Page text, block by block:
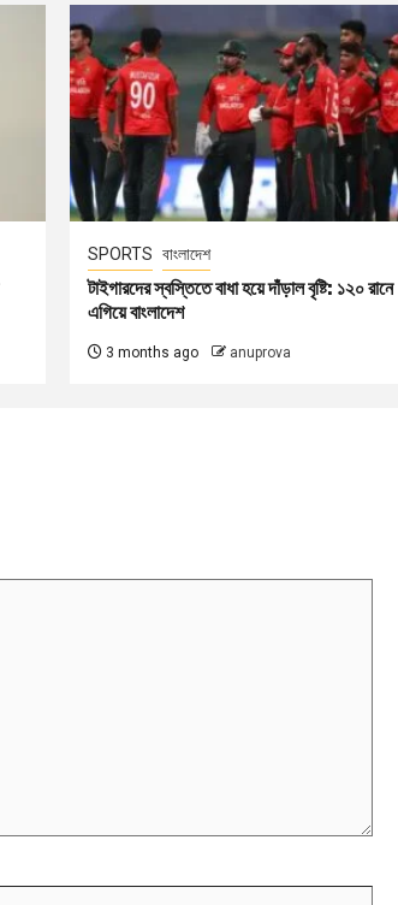
SPORTS বাংলাদেশ
টাইগারদের স্বস্তিতে বাধা হয়ে দাঁড়াল বৃষ্টি: ১২০ রানে
এগিয়ে বাংলাদেশ
3 months ago anuprova